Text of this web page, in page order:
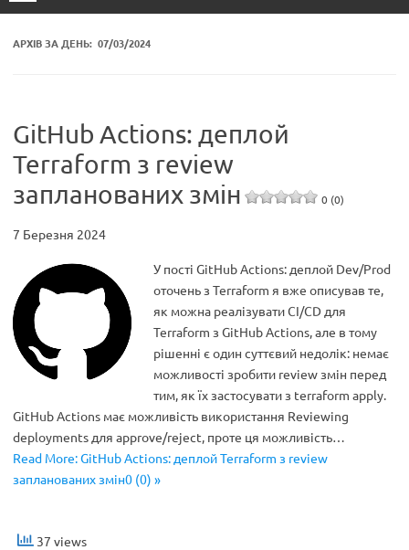
АРХІВ ЗА ДЕНЬ: 07/03/2024
GitHub Actions: деплой
Terraform з review
запланованих змін
0 (0)
7 Березня 2024
У пості GitHub Actions: деплой Dev/Prod
оточень з Terraform я вже описував те,
як можна реалізувати CI/CD для
Terraform з GitHub Actions, але в тому
рішенні є один суттєвий недолік: немає
можливості зробити review змін перед
тим, як їх застосувати з terraform apply.
GitHub Actions має можливість використання Reviewing
deployments для approve/reject, проте ця можливість…
Read More: GitHub Actions: деплой Terraform з review
запланованих змін0 (0) »
37 views